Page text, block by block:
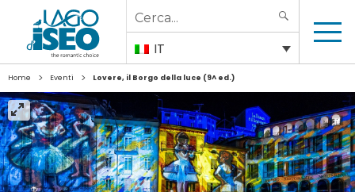
Search
for:
IT
Home > Eventi > Lovere, il Borgo della luce (9^ ed.)